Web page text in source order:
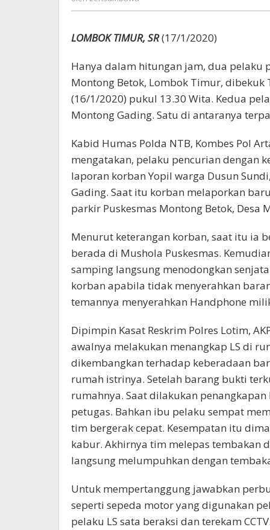
LOMBOK TIMUR, SR(17/1/2020)
Hanya dalam hitungan jam, dua pelaku
Montong Betok, Lombok Timur, dibekuk
(16/1/2020) pukul 13.30 Wita. Kedua
Montong Gading. Satu di antaranya
Kabid Humas Polda NTB, Kombes Pol
mengatakan, pelaku pencurian dengan
laporan korban Yopil warga Dusun
Gading. Saat itu korban melaporkan
parkir Puskesmas Montong Betok, Desa
Menurut keterangan korban, saat itu ia
berada di Mushola Puskesmas.
samping langsung menodongkan
korban apabila tidak menyerahkan
temannya menyerahkan Handphone
Dipimpin Kasat Reskrim Polres Lotim,
awalnya melakukan menangkap LS di
dikembangkan terhadap keberadaan
rumah istrinya. Setelah barang bukti
rumahnya. Saat dilakukan
petugas. Bahkan ibu pelaku sempat
tim bergerak cepat. Kesempatan itu
kabur. Akhirnya tim melepas tembakan
langsung melumpuhkan dengan
Untuk mempertanggung jawabkan
seperti sepeda motor yang digunakan
pelaku LS sata beraksi dan terekam